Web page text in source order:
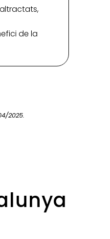
de la
2025.